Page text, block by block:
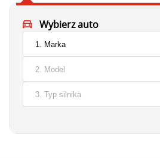
Wybierz auto